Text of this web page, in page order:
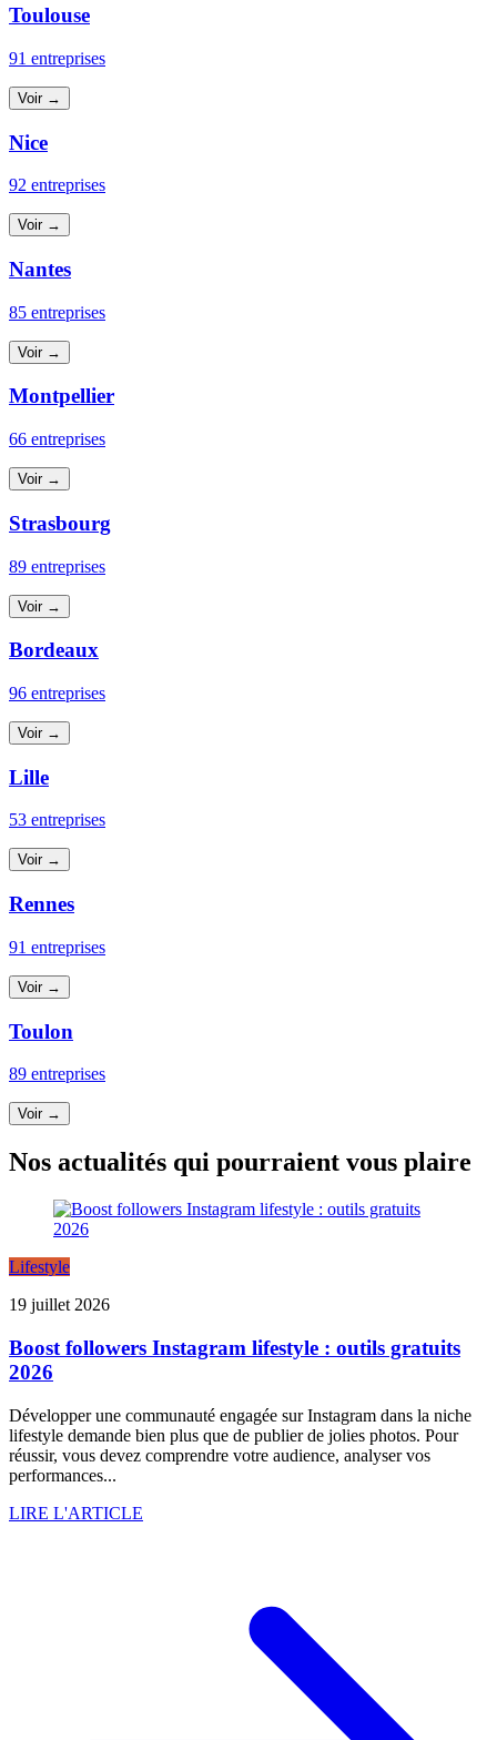
Toulouse
91 entreprises
Voir →
Nice
92 entreprises
Voir →
Nantes
85 entreprises
Voir →
Montpellier
66 entreprises
Voir →
Strasbourg
89 entreprises
Voir →
Bordeaux
96 entreprises
Voir →
Lille
53 entreprises
Voir →
Rennes
91 entreprises
Voir →
Toulon
89 entreprises
Voir →
Nos actualités qui pourraient vous plaire
Lifestyle
19 juillet 2026
Boost followers Instagram lifestyle : outils gratuits
2026
Développer une communauté engagée sur Instagram dans la niche
lifestyle demande bien plus que de publier de jolies photos. Pour
réussir, vous devez comprendre votre audience, analyser vos
performances...
LIRE L'ARTICLE